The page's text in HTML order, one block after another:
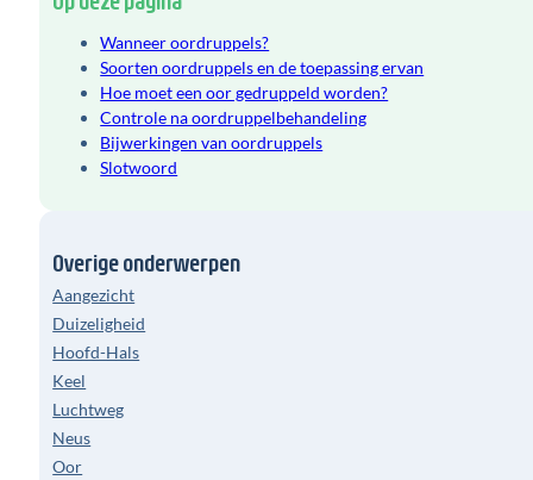
Wanneer oordruppels?
Soorten oordruppels en de toepassing ervan
Hoe moet een oor gedruppeld worden?
Controle na oordruppelbehandeling
Bijwerkingen van oordruppels
Slotwoord
Overige onderwerpen
Aangezicht
Duizeligheid
Hoofd-Hals
Keel
Luchtweg
Neus
Oor